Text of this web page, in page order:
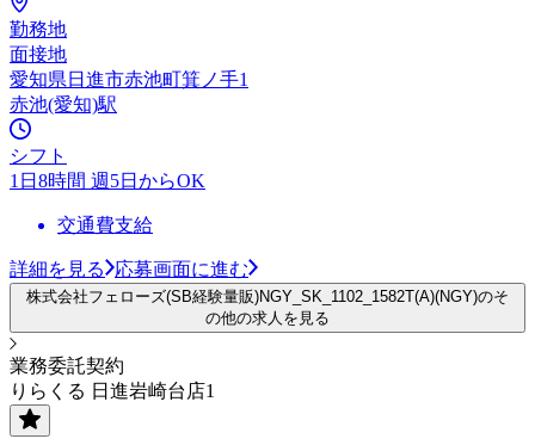
勤務地
面接地
愛知県日進市赤池町箕ノ手1
赤池(愛知)駅
シフト
1日8時間 週5日からOK
交通費支給
詳細を見る 応募画面に進む
株式会社フェローズ(SB経験量販)NGY_SK_1102_1582T(A)(NGY)のそ
の他の求人を見る
業務委託契約
りらくる 日進岩崎台店1